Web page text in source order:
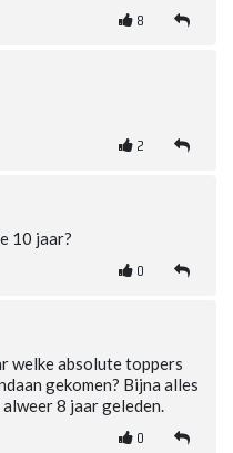
8
2
10 jaar?
0
welke absolute toppers
gekomen? Bijna alles
8 jaar geleden.
0